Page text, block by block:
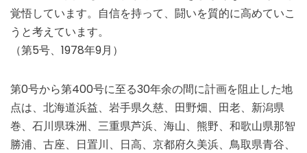
覚悟しています。自信を持って、闘いを質的に高めていこ
うと考えています。
（第5号、1978年9月）
第0号から第400号に至る30年余の間に計画を阻止した地
点は、北海道浜益、岩手県久慈、田野畑、田老、新潟県
巻、石川県珠洲、三重県芦浜、海山、熊野、和歌山県那智
勝浦、古座、日置川、日高、京都府久美浜、鳥取県青谷、